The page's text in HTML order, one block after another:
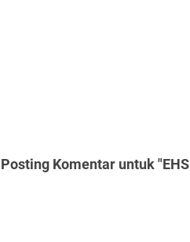
Posting Komentar untuk